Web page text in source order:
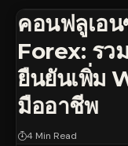
คอนฟลูเอน
Forex: ร
ยืนยันเพิ่ม
มืออาชีพ
4 Min Read